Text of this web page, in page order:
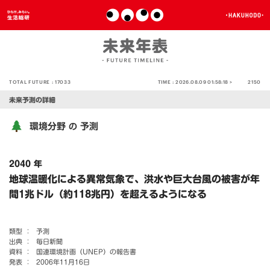
TOTAL FUTURE :17033 TIME :2026.08.09 01:58:18 > 2150
未来予測の詳細
環境分野 の 予測
2040 年
地球温暖化による異常気象で、洪水や巨大台風の被害が年
間1兆ドル（約118兆円）を超えるようになる
類型 ：
予測
出典 ：
毎日新聞
資料 ：
国連環境計画（UNEP）の報告書
発表 ：
2006年11月16日